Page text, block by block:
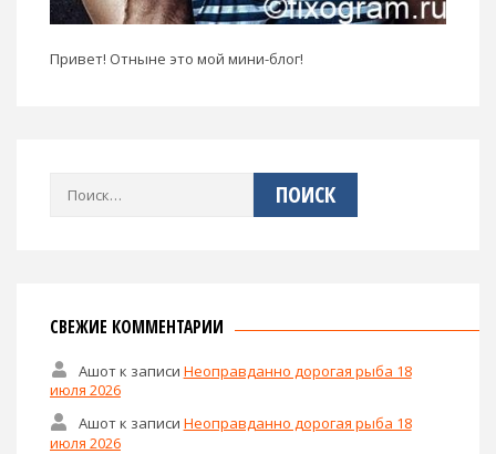
Привет! Отныне это мой мини-блог!
СВЕЖИЕ КОММЕНТАРИИ
Ашотк записи Неоправданно дорогая рыба 18
июля 2026
Ашотк записи Неоправданно дорогая рыба 18
июля 2026